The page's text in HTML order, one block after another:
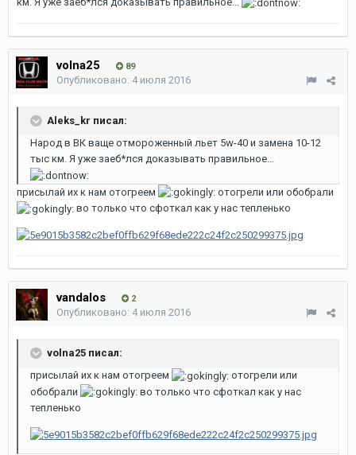
volna25 89
Опубликовано: 4 июля 2016
Aleks_kr писал:
Народ в ВК ваще отмороженный льет 5w-40 и замена 10-12
тыс км. Я уже заеб*лся доказывать правильное...
присылай их к нам отогреем
отогрели или обобрали
во только что сфоткал как у нас тепленько
vandalos 2
Опубликовано: 4 июля 2016
volna25 писал:
присылай их к нам отогреем
отогрели или
обобрали
во только что сфоткал как у нас
тепленько